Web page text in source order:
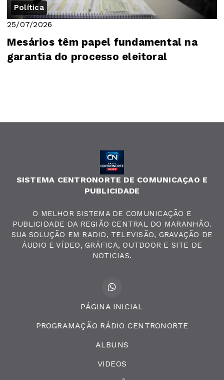
Política
25/07/2026
Mesários têm papel fundamental na
garantia do processo eleitoral
SISTEMA CENTRONORTE DE COMUNICAÇAO E
PUBLICIDADE
O MELHOR SISTEMA DE COMUNICAÇÃO E
PUBLICIDADE DA REGIÃO CENTRAL DO MARANHÃO.
SUA SOLUÇÃO EM RADIO, TELEVISÃO, GRAVAÇÃO DE
ÁUDIO E VÍDEO, GRÁFICA, OUTDOOR E SITE DE
NOTICIAS.
PÁGINA INICIAL
PROGRAMAÇÃO RÁDIO CENTRONORTE
ALBUNS
VIDEOS